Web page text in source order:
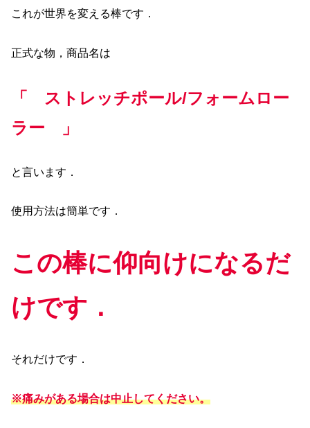
これが世界を変える棒です．
正式な物，商品名は
「 ストレッチポール/フォームロー
ラー 」
と言います．
使用方法は簡単です．
この棒に仰向けになるだ
けです．
それだけです．
※痛みがある場合は中止してください。